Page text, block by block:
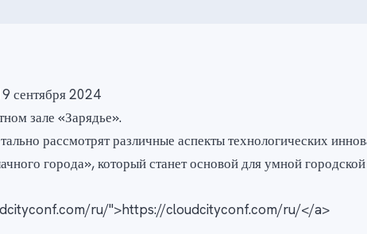
сентября 2024
зале «Зарядье».
рассмотрят различные аспекты технологических
города», который станет основой для умной
ru/">https://cloudcityconf.com/ru/</a>